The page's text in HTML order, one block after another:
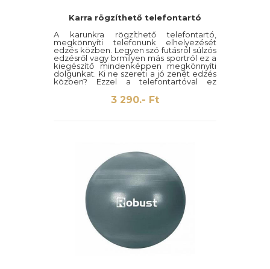
Karra rögzíthető telefontartó
A karunkra rögzíthető telefontartó,
megkönnyíti telefonunk elhelyezését
edzés közben. Legyen szó futásról súlzós
edzésről vagy brmilyen más sportról ez a
kiegészítő mindenképpen megkönnyíti
dolgunkat. Ki ne szereti a jó zenét edzés
közben? Ezzel a telefontartóval ez
3 290.- Ft